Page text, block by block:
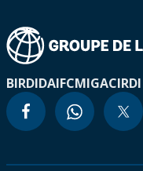
BIRDIDAIFCMIGACIRDI